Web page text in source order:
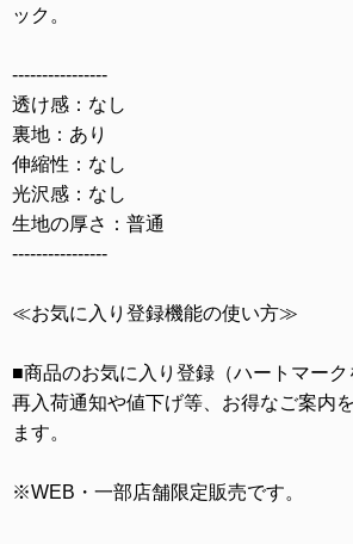
ック。
----------------
透け感：なし
裏地：あり
伸縮性：なし
光沢感：なし
生地の厚さ：普通
----------------
≪お気に入り登録機能の使い方≫
■商品のお気に入り登録（ハートマーク
再入荷通知や値下げ等、お得なご案内
ます。
※WEB・一部店舗限定販売です。